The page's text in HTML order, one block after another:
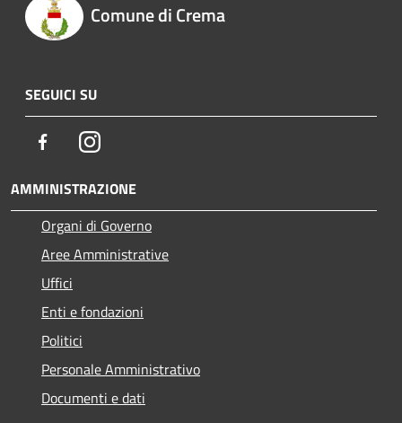
Comune di Crema
SEGUICI SU
FacebookInstagram
AMMINISTRAZIONE
Organi di Governo
Aree Amministrative
Uffici
Enti e fondazioni
Politici
Personale Amministrativo
Documenti e dati